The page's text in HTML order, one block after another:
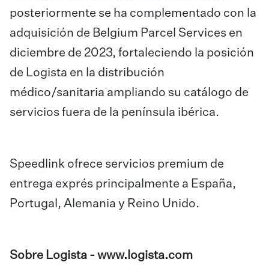
posteriormente se ha complementado con la
adquisición de Belgium Parcel Services en
diciembre de 2023, fortaleciendo la posición
de Logista en la distribución
médico/sanitaria ampliando su catálogo de
servicios fuera de la península ibérica.
Speedlink ofrece servicios premium de
entrega exprés principalmente a España,
Portugal, Alemania y Reino Unido.
Sobre Logista - www.logista.com